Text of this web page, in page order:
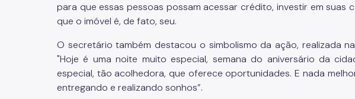
para que essas pessoas possam acessar crédito, investir em suas
que o imóvel é, de fato, seu.
O secretário também destacou o simbolismo da ação, realizada
"Hoje é uma noite muito especial, semana do aniversário da
especial, tão acolhedora, que oferece oportunidades. E nada
entregando e realizando sonhos”.